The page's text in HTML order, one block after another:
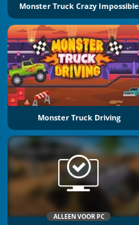
Monster Truck Crazy Impossible
Monster Truck Driving
ALLEEN VOOR PC